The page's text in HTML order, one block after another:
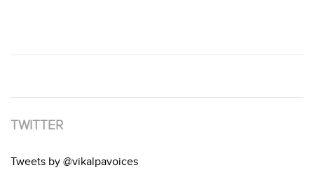
TWITTER
Tweets by @vikalpavoices